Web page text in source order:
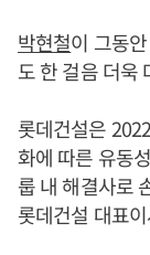
박현철이 그동
도 한 걸음 더욱
롯데건설은
화에 따른 유동
룹 내 해결사로
롯데건설 대표